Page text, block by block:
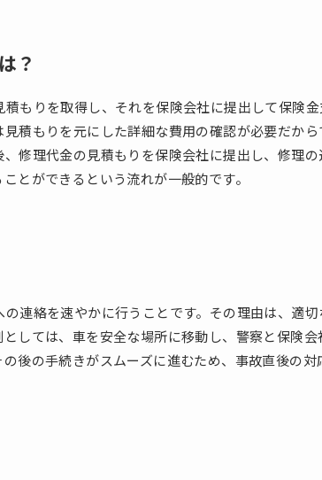
？
もりを取得し、それを保険会社に提出して保険金
積もりを元にした詳細な費用の確認が必要だから
修理代金の見積もりを保険会社に提出し、修理の
とができるという流れが一般的です。
連絡を速やかに行うことです。その理由は、適切
しては、車を安全な場所に移動し、警察と保険会
後の手続きがスムーズに進むため、事故直後の対